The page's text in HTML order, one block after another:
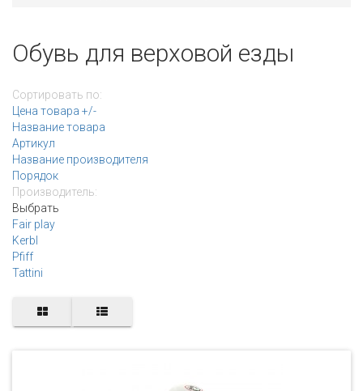
Обувь для верховой езды
Сортировать по:
Цена товара +/-
Название товара
Артикул
Название производителя
Порядок
Производитель:
Выбрать
Fair play
Kerbl
Pfiff
Tattini